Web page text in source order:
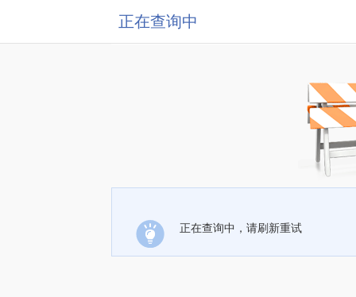
正在查询中
正在查询中，请刷新重试